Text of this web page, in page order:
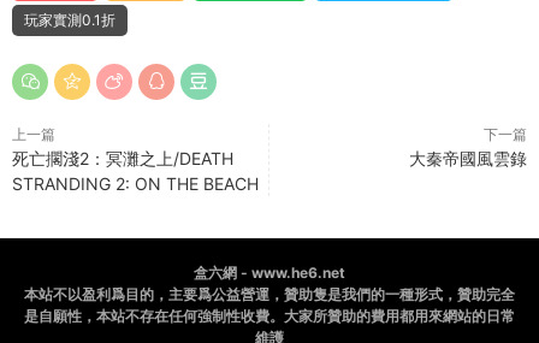
玩家實測0.1折
上一篇
死亡擱淺2：冥灘之上/DEATH
STRANDING 2: ON THE BEACH
下一篇
大秦帝國風雲錄
盒六網 - www.he6.net
本站不以盈利爲目的，主要爲公益營運，贊助隻是我們的一種形式，贊助完全
是自願性，本站不存在任何強制性收費。大家所贊助的費用都用來網站的日常
維護